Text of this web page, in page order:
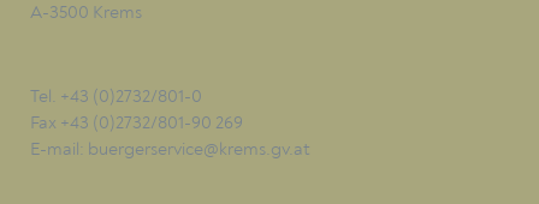
A-3500 Krems
Tel. +43 (0)2732/801-0
Fax +43 (0)2732/801-90 269
E-mail: buergerservice@krems.gv.at